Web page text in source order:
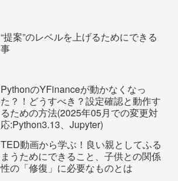
“提案”のレベルを上げるためにできる
事
PythonのYFinanceが動かなくなっ
た？！どうすべき？設定確認と動作す
るための方法(2025年05月での変更対
応:Python3.13、Jupyter)
TED動画から学ぶ！良い親としてふる
まうためにできること、子供との関係
性の「修復」に必要なものとは